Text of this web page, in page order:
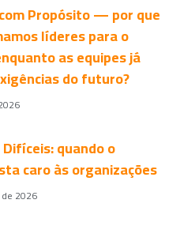
Propósito — por que
líderes para o
as equipes já
do futuro?
quando o
caro às organizações
2026